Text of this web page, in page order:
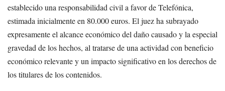
establecido una responsabilidad civil a favor de Telefónica,
estimada inicialmente en 80.000 euros. El juez ha subrayado
expresamente el alcance económico del daño causado y la especial
gravedad de los hechos, al tratarse de una actividad con beneficio
económico relevante y un impacto significativo en los derechos de
los titulares de los contenidos.